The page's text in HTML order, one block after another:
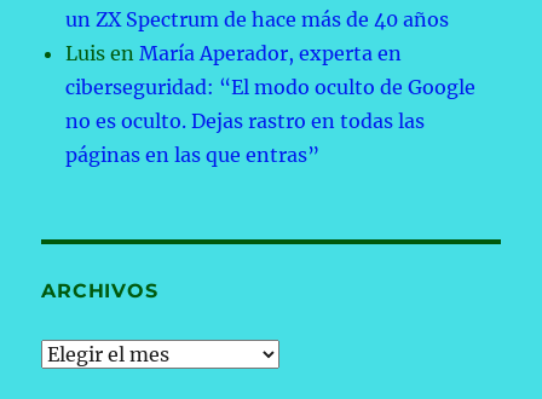
un ZX Spectrum de hace más de 40 años
Luis enMaría Aperador, experta en
ciberseguridad: “El modo oculto de Google
no es oculto. Dejas rastro en todas las
páginas en las que entras”
ARCHIVOS
Archivos